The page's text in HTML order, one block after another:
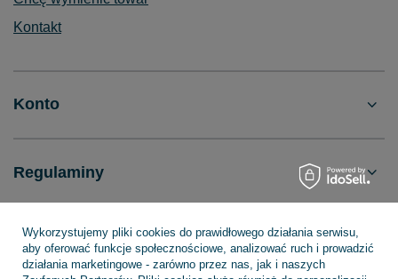
Kontakt
Konto
Regulaminy
INFORMACJE
Wykorzystujemy pliki cookies do prawidłowego działania serwisu,
aby oferować funkcje społecznościowe, analizować ruch i prowadzić
działania marketingowe - zarówno przez nas, jak i naszych